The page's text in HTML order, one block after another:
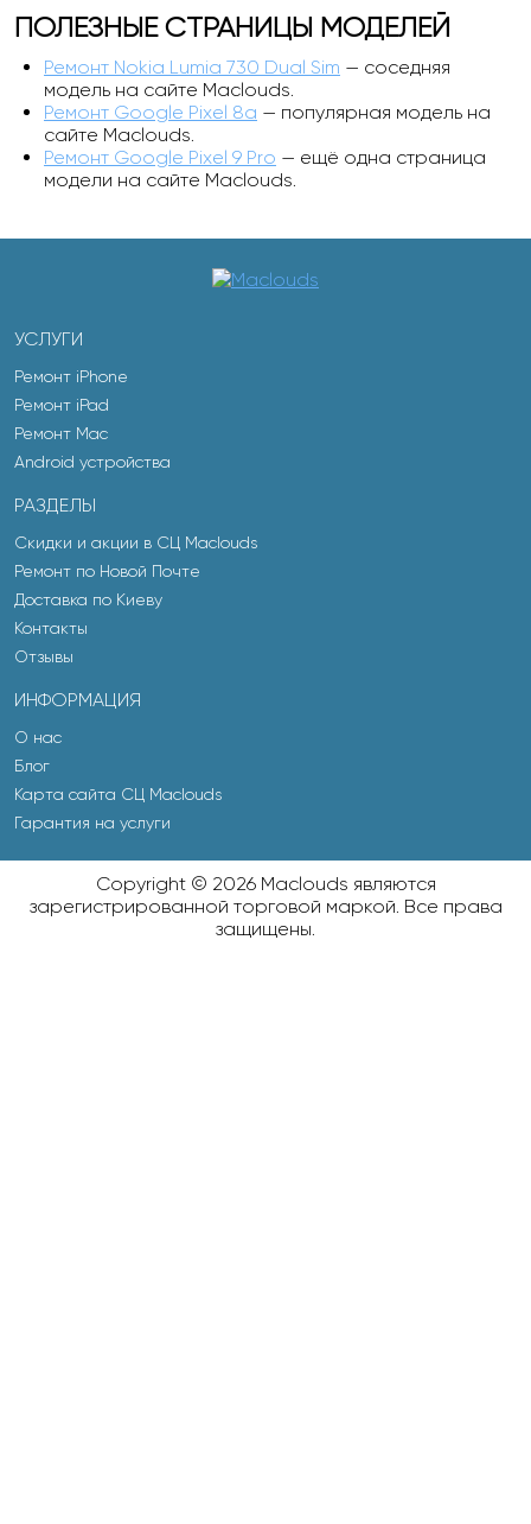
ПОЛЕЗНЫЕ СТРАНИЦЫ МОДЕЛЕЙ
Ремонт Nokia Lumia 730 Dual Sim — соседняя
модель на сайте Maclouds.
Ремонт Google Pixel 8a — популярная модель на
сайте Maclouds.
Ремонт Google Pixel 9 Pro — ещё одна страница
модели на сайте Maclouds.
УСЛУГИ
Ремонт iPhone
Ремонт iPad
Ремонт Mac
Android устройства
РАЗДЕЛЫ
Скидки и акции в СЦ Maclouds
Ремонт по Новой Почте
Доставка по Киеву
Контакты
Отзывы
ИНФОРМАЦИЯ
О нас
Блог
Карта сайта СЦ Maclouds
Гарантия на услуги
Copyright © 2026 Maclouds являются
зарегистрированной торговой маркой. Все права
защищены.